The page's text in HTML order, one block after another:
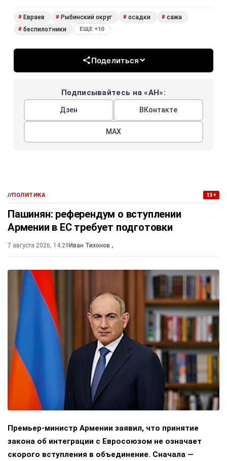
# Евраев # Рыбинский округ # осадки # сажа
# беспилотники ЕЩЕ +10
Поделиться
Подписывайтесь на «АН»:
Дзен ВКонтакте
МАХ
//ПОЛИТИКА 13+
Пашинян: референдум о вступлении
Армении в ЕС требует подготовки
7 августа 2026, 14:29Иван Тихонов ,
Премьер-министр Армении заявил, что принятие
закона об интеграции с Евросоюзом не означает
скорого вступления в объединение. Сначала —